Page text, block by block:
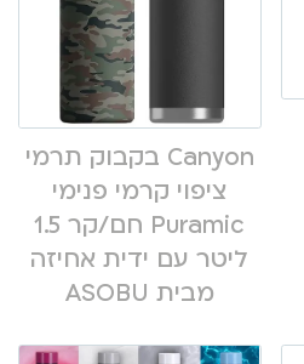
Canyon בקבוק תרמי
ציפוי קרמי פנימי
Puramic חם/קר 1.5
ליטר עם ידית אחיזה
מבית ASOBU